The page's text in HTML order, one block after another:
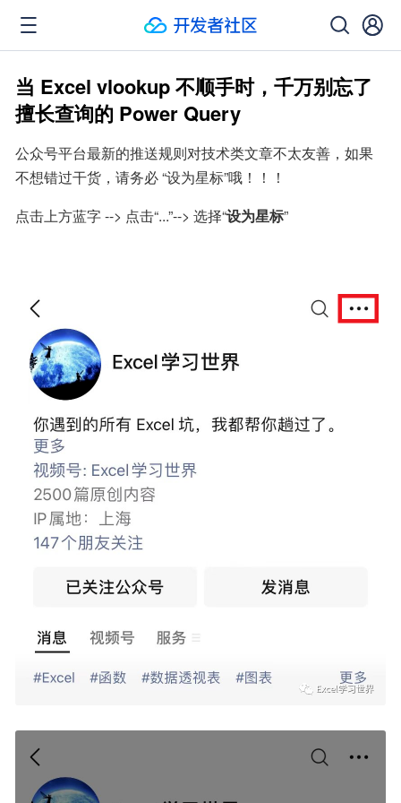
当 Excel vlookup 不顺手时，千万别忘了
擅长查询的 Power Query
公众号平台最新的推送规则对技术类文章不太友善，如果
不想错过干货，请务必 “设为星标”哦！！！
点击上方蓝字 --> 点击“...”--> 选择“设为星标”